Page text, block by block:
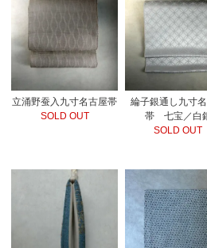
立涌野蚕入九寸名古屋帯
SOLD OUT
綸子銀通し九寸
帯 七宝／白
SOLD OUT